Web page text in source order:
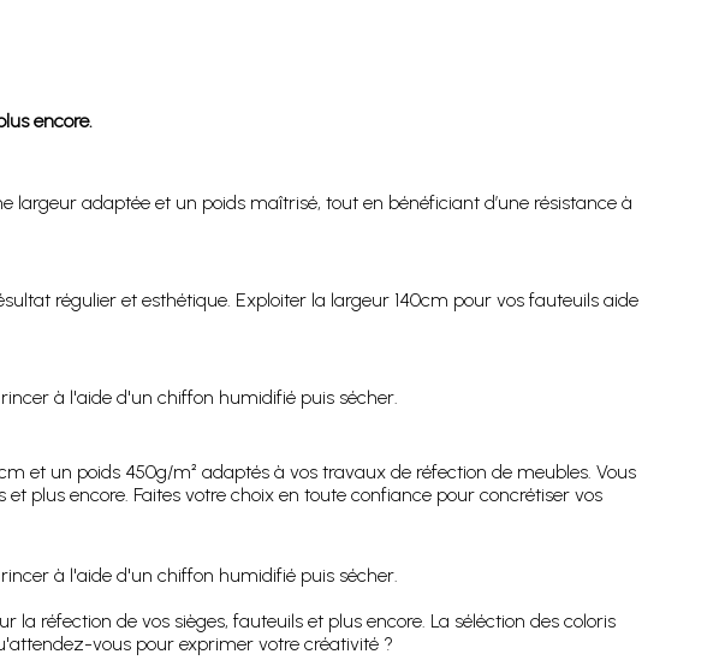
encore.
adaptée et un poids maîtrisé, tout en bénéficiant d’une résistance à
régulier et esthétique. Exploiter la largeur 140cm pour vos fauteuils aide
à l'aide d'un chiffon humidifié puis sécher.
et un poids 450g/m² adaptés à vos travaux de réfection de meubles. Vous
plus encore. Faites votre choix en toute confiance pour concrétiser vos
à l'aide d'un chiffon humidifié puis sécher.
réfection de vos sièges, fauteuils et plus encore. La séléction des coloris
vous pour exprimer votre créativité ?